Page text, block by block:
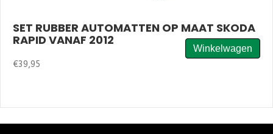
SET RUBBER AUTOMATTEN OP MAAT SKODA
RAPID VANAF 2012
€39,95
maat
Winkelwagen